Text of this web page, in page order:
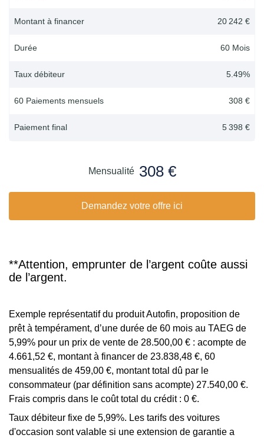
Montant à financer 20 242 €
Durée 60 Mois
Taux débiteur 5.49%
60 Paiements mensuels 308 €
Paiement final 5 398 €
Mensualité 308 €
Demandez votre offre ici
**Attention, emprunter de l’argent coûte aussi
de l’argent.
Exemple représentatif du produit Autofin, proposition de
prêt à tempérament, d’une durée de 60 mois au TAEG de
5,99% pour un prix de vente de 28.500,00 € : acompte de
4.661,52 €, montant à financer de 23.838,48 €, 60
mensualités de 459,00 €, montant total dû par le
consommateur (par définition sans acompte) 27.540,00 €.
Frais compris dans le coût total du crédit : 0 €.
Taux débiteur fixe de 5,99%. Les tarifs des voitures
d'occasion sont valable si une extension de garantie a